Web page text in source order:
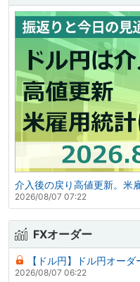
介入後の戻り高値更新。米
2026/08/07 07:22
FXオーダー
【ドル円】ドル円オー
2026/08/07 06:22